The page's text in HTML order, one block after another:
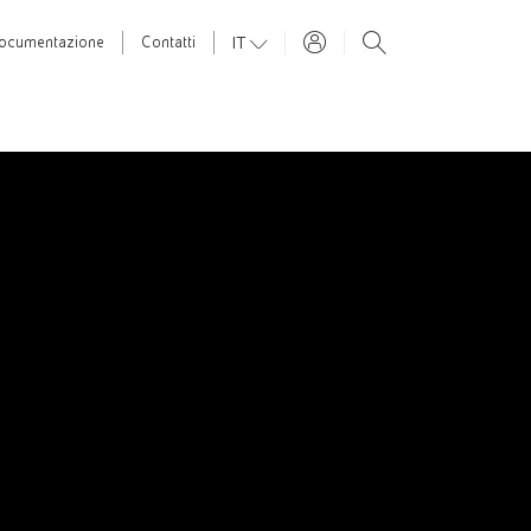
Contatti IT